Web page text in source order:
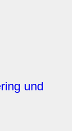
und